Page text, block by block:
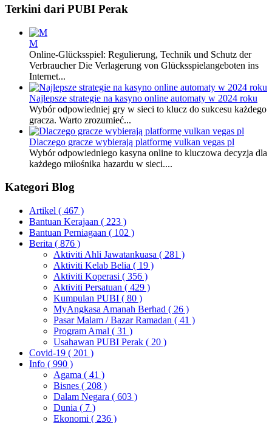
Terkini dari PUBI Perak
M
Online-Glücksspiel: Regulierung, Technik und Schutz der
Verbraucher Die Verlagerung von Glücksspielangeboten ins
Internet...
Najlepsze strategie na kasyno online automaty w 2024 roku
Wybór odpowiedniej gry w sieci to klucz do sukcesu każdego
gracza. Warto zrozumieć...
Dlaczego gracze wybierają platformę vulkan vegas pl
Wybór odpowiedniego kasyna online to kluczowa decyzja dla
każdego miłośnika hazardu w sieci....
Kategori Blog
Artikel ( 467 )
Bantuan Kerajaan ( 223 )
Bantuan Perniagaan ( 102 )
Berita ( 876 )
Aktiviti Ahli Jawatankuasa ( 281 )
Aktiviti Kelab Belia ( 19 )
Aktiviti Koperasi ( 356 )
Aktiviti Persatuan ( 429 )
Kumpulan PUBI ( 80 )
MyAngkasa Amanah Berhad ( 26 )
Pasar Malam / Bazar Ramadan ( 41 )
Program Amal ( 31 )
Usahawan PUBI Perak ( 20 )
Covid-19 ( 201 )
Info ( 990 )
Agama ( 41 )
Bisnes ( 208 )
Dalam Negara ( 603 )
Dunia ( 7 )
Ekonomi ( 236 )